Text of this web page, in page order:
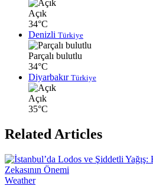
Açık
34°C
Denizli Türkiye
Parçalı bulutlu
34°C
Diyarbakır Türkiye
Açık
35°C
Related Articles
Weather